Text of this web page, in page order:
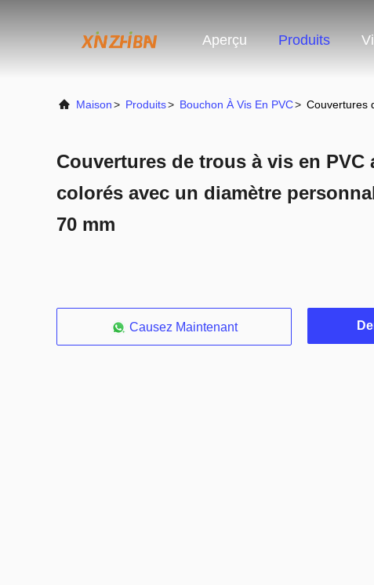
Aperçu Produits
Maison> Produits> Bouchon À Vis En PVC> Couvertures
Couvertures de trous à vis en PVC
colorés avec un diamètre
70 mm
Causez Maintenant